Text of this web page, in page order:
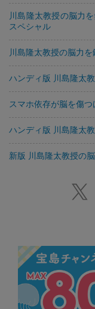
川島隆太教授の脳力
スペシャル
川島隆太教授の脳力
ハンディ版 川島隆太
スマホ依存が脳を傷
ハンディ版 川島隆太
新版 川島隆太教授の